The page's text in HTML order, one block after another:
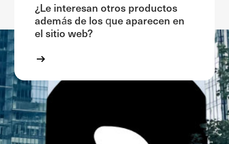
¿Le interesan otros productos
además de los que aparecen en
el sitio web?